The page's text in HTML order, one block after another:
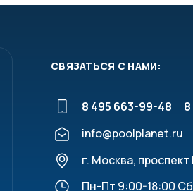
pH/ORP
СВЯЗАТЬСЯ С НАМИ:
8 495 663-99-48
info@poolplanet.ru
г. Москва, проспект
Пн-Пт 9:00-18:00